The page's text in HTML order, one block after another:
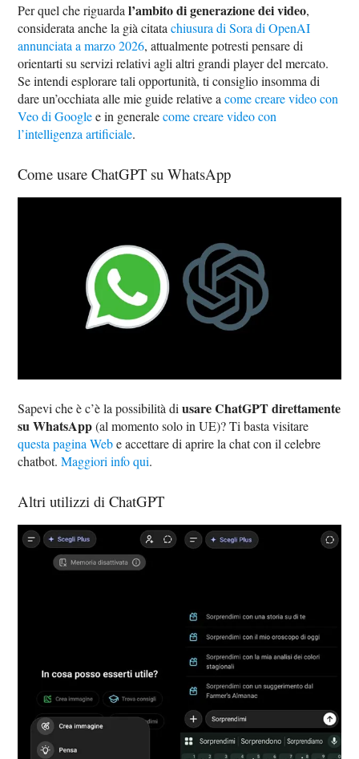
Per quel che riguardal’ambito di generazione dei video,
considerata anche la già citatachiusura di Sora di OpenAI
annunciata a marzo 2026, attualmente potresti pensare di
orientarti su servizi relativi agli altri grandi player del mercato.
Se intendi esplorare tali opportunità, ti consiglio insomma di
dare un’occhiata alle mie guide relative acome creare video con
Veo di Googlee in generalecome creare video con
l’intelligenza artificiale.
Come usare ChatGPT su WhatsApp
Sapevi che è c’è la possibilità diusare ChatGPT direttamente
su WhatsApp(al momento solo in UE)? Ti basta visitare
questa pagina Webe accettare di aprire la chat con il celebre
chatbot.Maggiori info qui.
Altri utilizzi di ChatGPT